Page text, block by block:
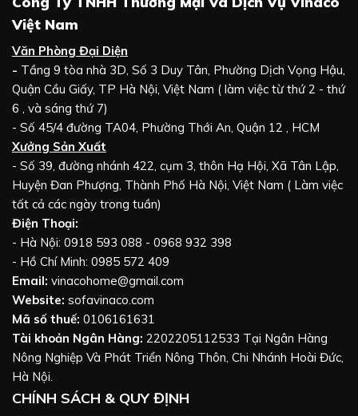
Việt Nam
Văn Phòng Đại Diện
- Tầng 9 tòa nhà 3D, Số 3 Duy Tân, Phường Dịch Vọng Hậu,
Quận Cầu Giấy, TP Hà Nội, Việt Nam ( làm việc từ thứ 2 - thứ
6 , và sáng thứ 7)
- Số 45/4 đường TA04, Phường Thới An, Quận 12 , HCM
Xưởng Sản Xuất
- Số 39, đường nhánh 422, cụm 3, thôn Hạ Hội, Xã Tân Lập,
Huyện Đan Phượng, Thành Phố Hà Nội, Việt Nam ( Làm việc
tất cả các ngày trong tuần)
Điện Thoại:
- Hà Nội: 0918 593 088 - 0968 932 398
- Hồ Chí Minh: 0985 572 409
Email: vinacohome@gmail.com
Website: sofavinaco.com
Mã số thuế: 0106161631
Tài khoản Ngân Hàng: 2202205112533 Tại Ngân Hàng
Nông Nghiệp Và Phát Triển Nông Thôn, Chi Nhánh Hoài Đức,
Hà Nội.
CHÍNH SÁCH & QUY ĐỊNH